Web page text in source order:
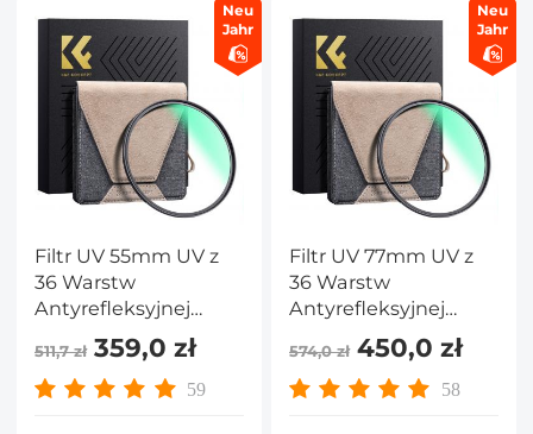
Neu
Jahr
Filtr UV 55mm UV z
36 Warstw
Antyrefleksyjnej
Zielonej Folii,
Wodoodporny i
Odporny na
511,7 zł359,0 zł
59
Neu
Jahr
Filtr UV 77mm UV z
36 Warstw
Antyrefleksyjnej
Zielonej Folii,
Wodoodporny i
Odporny na
574,0 zł450,0 zł
58